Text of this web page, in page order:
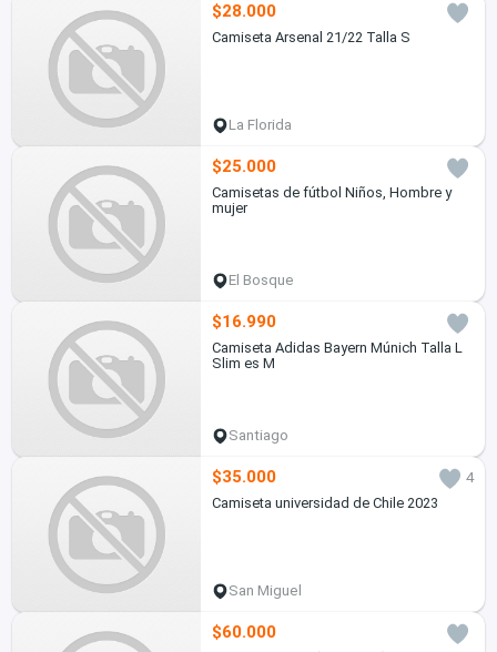
$28.000
Camiseta Arsenal 21/22 Talla S
La Florida
$25.000
Camisetas de fútbol Niños, Hombre y
mujer
El Bosque
$16.990
Camiseta Adidas Bayern Múnich Talla L
Slim es M
Santiago
$35.000
4
Camiseta universidad de Chile 2023
San Miguel
$60.000